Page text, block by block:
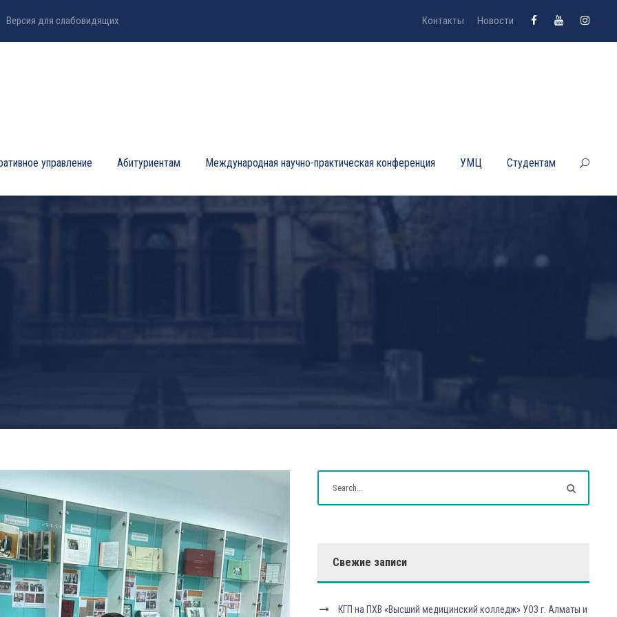
Версия для слабовидящих Контакты Новости
управление Абитуриентам Международная научно-практическая конференция УМЦ Студентам
Свежие записи
КГП на ПХВ «Высший медицинский колледж» УОЗ г. Алматы и